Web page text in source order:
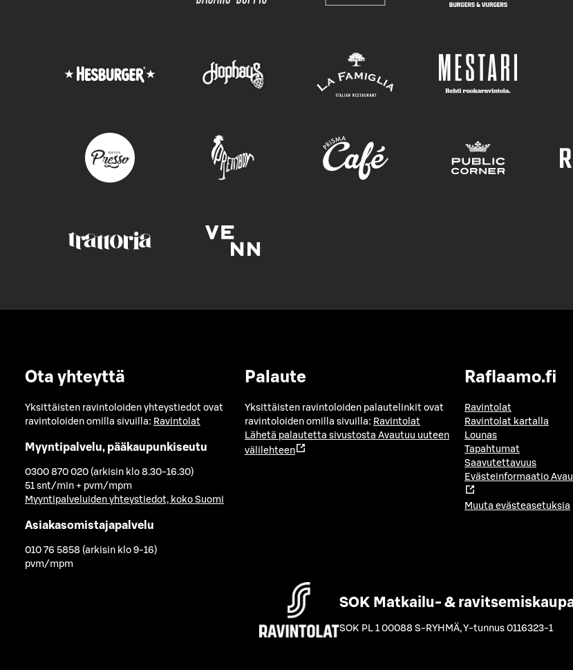
Ota yhteyttä
Yksittäisten ravintoloiden yhteystiedot ovat
ravintoloiden omilla sivuilla: Ravintolat
Myyntipalvelu, pääkaupunkiseutu
0300 870 020 (arkisin klo 8.30-16.30)
51 snt/min + pvm/mpm
Myyntipalveluiden yhteystiedot, koko Suomi
Asiakasomistajapalvelu
010 76 5858 (arkisin klo 9-16)
pvm/mpm
Palaute
Yksittäisten ravintoloiden palautelinkit ovat
ravintoloiden omilla sivuilla: Ravintolat
Lähetä palautetta sivustosta Avautuu uuteen
välilehteen
Raflaamo.fi
Ravintolat
Ravintolat kartalla
Lounas
Tapahtumat
Saavutettavuus
Evästeinformaatio
Muuta evästeasetuksia
SOK Matkailu- &
SOK PL 1 00088 S-RYHMÄ,Y-tunnus 0116323-1